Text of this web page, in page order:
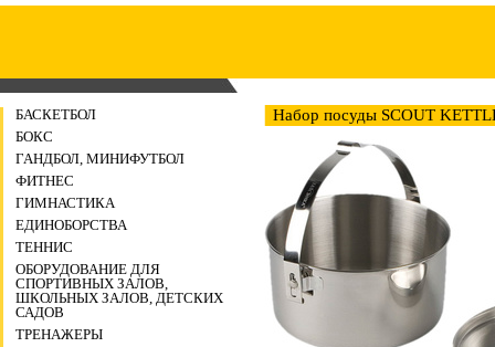
БАСКЕТБОЛ
БОКС
ГАНДБОЛ, МИНИФУТБОЛ
ФИТНЕС
ГИМНАСТИКА
ЕДИНОБОРСТВА
ТЕННИС
ОБОРУДОВАНИЕ ДЛЯ
СПОРТИВНЫХ ЗАЛОВ,
ШКОЛЬНЫХ ЗАЛОВ, ДЕТСКИХ
САДОВ
ТРЕНАЖЕРЫ
Набор посуды SCOUT